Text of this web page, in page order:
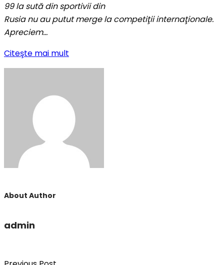
99 la sută din sportivii din
Rusia nu au putut merge la competiţii internaţionale.
Apreciem…
Citeşte mai mult
About Author
admin